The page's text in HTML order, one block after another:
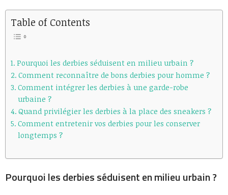
Table of Contents
Pourquoi les derbies séduisent en milieu urbain ?
Comment reconnaître de bons derbies pour homme ?
Comment intégrer les derbies à une garde-robe
urbaine ?
Quand privilégier les derbies à la place des sneakers ?
Comment entretenir vos derbies pour les conserver
longtemps ?
Pourquoi les derbies séduisent en milieu urbain ?